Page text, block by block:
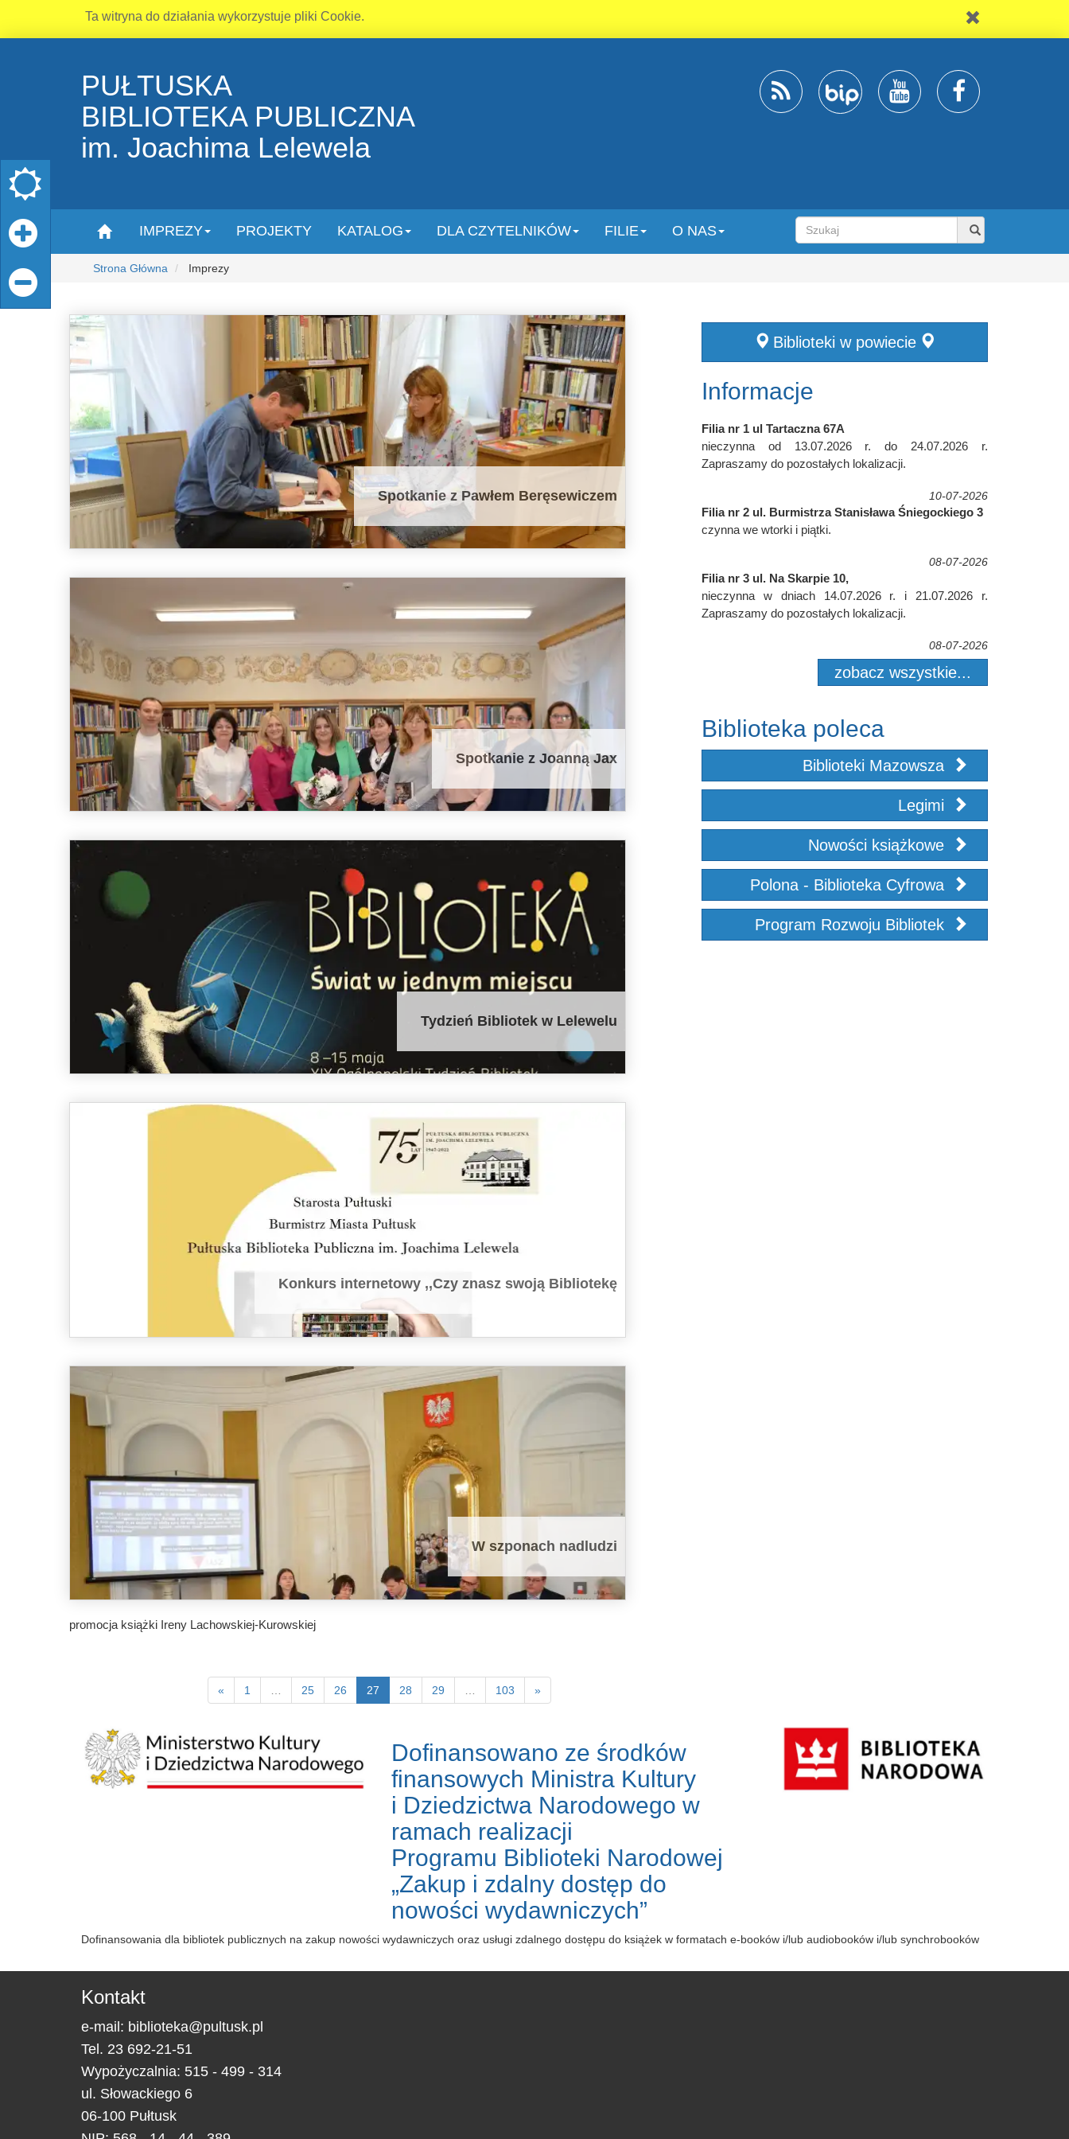
Ta witryna do działania wykorzystuje pliki Cookie.
PUŁTUSKA
BIBLIOTEKA PUBLICZNA
im. Joachima Lelewela
IMPREZY PROJEKTY KATALOG DLA CZYTELNIKÓW FILIE O NAS
Strona Główna Imprezy
Spotkanie z Pawłem Beręsewiczem
Spotkanie z Joanną Jax
Tydzień Bibliotek w Lelewelu
Konkurs internetowy ,,Czy znasz swoją Bibliotekę
W szponach nadludzi
promocja książki Ireny Lachowskiej-Kurowskiej
« 1 25 26 27 28 29 103 »
Biblioteki w powiecie
Informacje
Filia nr 1 ul Tartaczna 67A
nieczynna od 13.07.2026 r. do 24.07.2026 r.
Zapraszamy do pozostałych lokalizacji.
10-07-2026
Filia nr 2 ul. Burmistrza Stanisława Śniegockiego 3
czynna we wtorki i piątki.
08-07-2026
Filia nr 3 ul. Na Skarpie 10,
nieczynna w dniach 14.07.2026 r. i 21.07.2026 r.
Zapraszamy do pozostałych lokalizacji.
08-07-2026
zobacz wszystkie...
Biblioteka poleca
Biblioteki Mazowsza
Legimi
Nowości książkowe
Polona - Biblioteka Cyfrowa
Program Rozwoju Bibliotek
Dofinansowano ze środków
finansowych Ministra Kultury
i Dziedzictwa Narodowego w
ramach realizacji
Programu Biblioteki Narodowej
„Zakup i zdalny dostęp do
nowości wydawniczych”
Dofinansowania dla bibliotek publicznych na zakup nowości wydawniczych oraz usługi zdalnego dostępu do książek w formatach e-booków i/lub audiobooków i/lub synchrobooków
Kontakt
e-mail: biblioteka@pultusk.pl
Tel. 23 692-21-51
Wypożyczalnia: 515 - 499 - 314
ul. Słowackiego 6
06-100 Pułtusk